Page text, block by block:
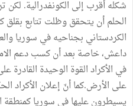
شكلهأقرب إلى الكونفدرالية. لكن
الحلمأن يتحققوظلت تتابع بقلق
الكردستاني بجناحيهفي سوريا
داعش،خاصة بعدأنكسبدعم
في الأكرادالقوة الوحيدة القادرة
على الأرض.كماأنّ إعلان الأكراد
يسيطرونعليهافي سورياكمنطقة